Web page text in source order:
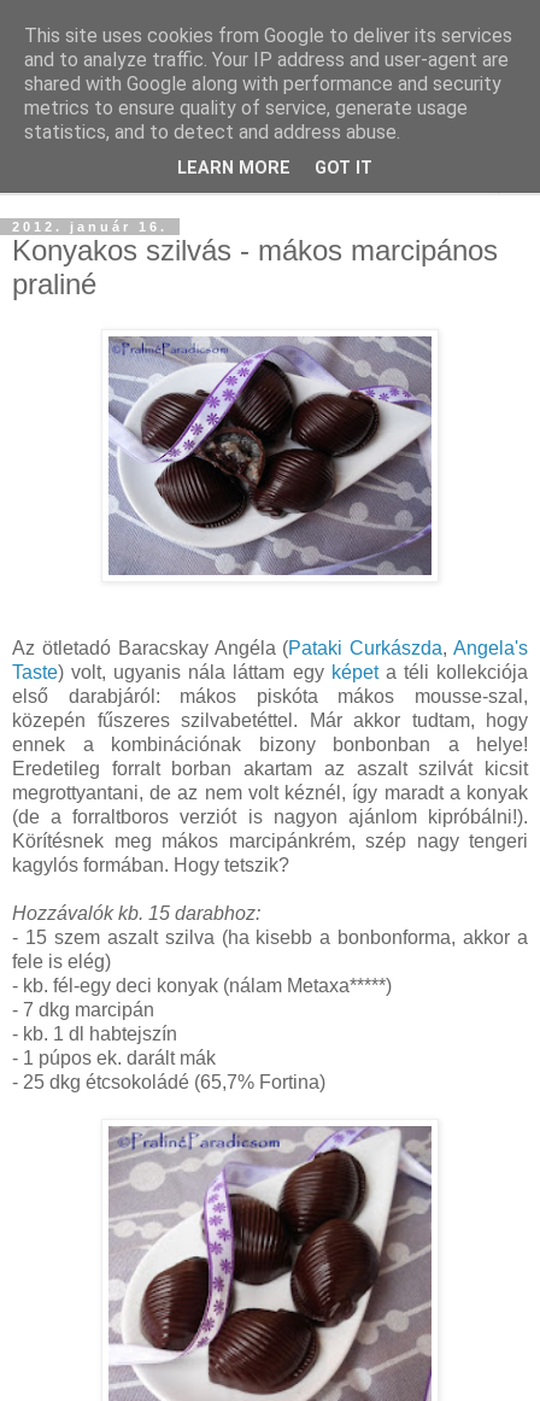
2012. január 16.
Konyakos szilvás - mákos marcipános
praliné
Az ötletadó Baracskay Angéla (Pataki Curkászda,Angela's
Taste) volt, ugyanis nála láttam egy képeta téli kollekciója
első darabjáról: mákos piskóta mákos mousse-szal,
közepén fűszeres szilvabetéttel. Már akkor tudtam, hogy
ennek a kombinációnak bizony bonbonban a helye!
Eredetileg forralt borban akartam az aszalt szilvát kicsit
megrottyantani, de az nem volt kéznél, így maradt a konyak
(de a forraltboros verziót is nagyon ajánlom kipróbálni!).
Körítésnek meg mákos marcipánkrém, szép nagy tengeri
kagylós formában. Hogy tetszik?
Hozzávalók kb. 15 darabhoz:
- 15 szem aszalt szilva (ha kisebb a bonbonforma, akkor a
fele is elég)
- kb. fél-egy deci konyak (nálam Metaxa*****)
- 7 dkg marcipán
- kb. 1 dl habtejszín
- 1 púpos ek. darált mák
- 25 dkg étcsokoládé (65,7% Fortina)
This site uses cookies from Google to deliver its services
and to analyze traffic. Your IP address and user-agent are
shared with Google along with performance and security
metrics to ensure quality of service, generate usage
statistics, and to detect and address abuse.
LEARN MORE GOT IT